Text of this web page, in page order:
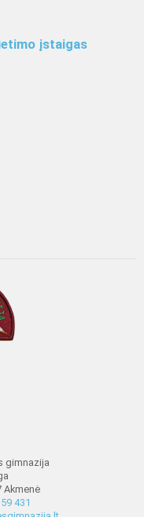
įstaigas
gimnazija
Akmenė
431